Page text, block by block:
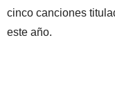
cinco canciones
este año.